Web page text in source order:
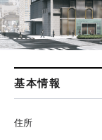
基本情報
住所